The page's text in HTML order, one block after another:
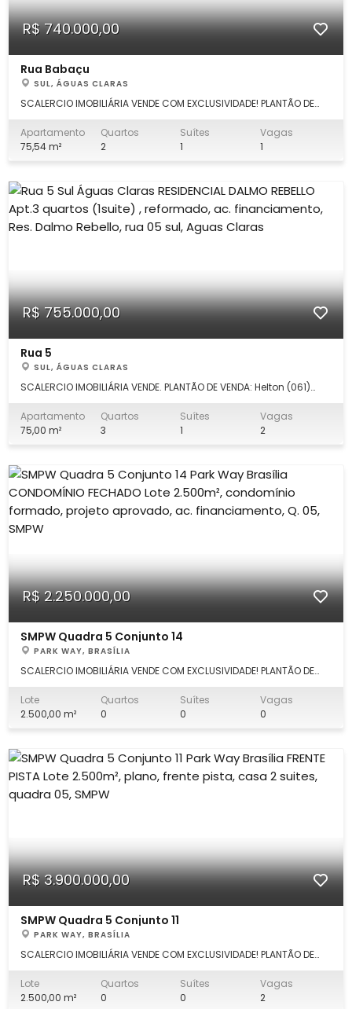
R$ 740.000,00
Rua Babaçu
SUL, ÁGUAS CLARAS
SCALERCIO IMOBILIÁRIA VENDE COM EXCLUSIVIDADE! PLANTÃO DE
quartos 75m²ncom as seguintes características: Sala 2
ambientes estendida com varanda gourmet, cozinha
Apartamento
75,54 m²
Quartos
2
Suítes
1
Vagas
1
R$ 755.000,00
Rua 5
SUL, ÁGUAS CLARAS
SCALERCIO IMOBILIÁRIA VENDE. PLANTÃO DE VENDA: Helton (061)
reformadíssimo, com as seguintes características: Sala , 3
quartos ( 1 suíte),cozinha planejada com armários ( coifa),
Apartamento
75,00 m²
Quartos
3
Suítes
1
Vagas
2
R$ 2.250.000,00
SMPW Quadra 5 Conjunto 14
PARK WAY, BRASÍLIA
SCALERCIO IMOBILIÁRIA VENDE COM EXCLUSIVIDADE! PLANTÃO DE
(61) 3553.0000. Excelente lote residencial, 2.500m² com as
seguintes características: DETALHES: lote 100% plano, murado,
Lote
2.500,00 m²
Quartos
0
Suítes
0
Vagas
0
R$ 3.900.000,00
SMPW Quadra 5 Conjunto 11
PARK WAY, BRASÍLIA
SCALERCIO IMOBILIÁRIA VENDE COM EXCLUSIVIDADE! PLANTÃO DE
(61) 3553.0000. Excelente lote frente pista ,2.500m² com as
seguintes características: DETALHES: Frente pista, vertical ( 25m x
Lote
2.500,00 m²
Quartos
0
Suítes
0
Vagas
2